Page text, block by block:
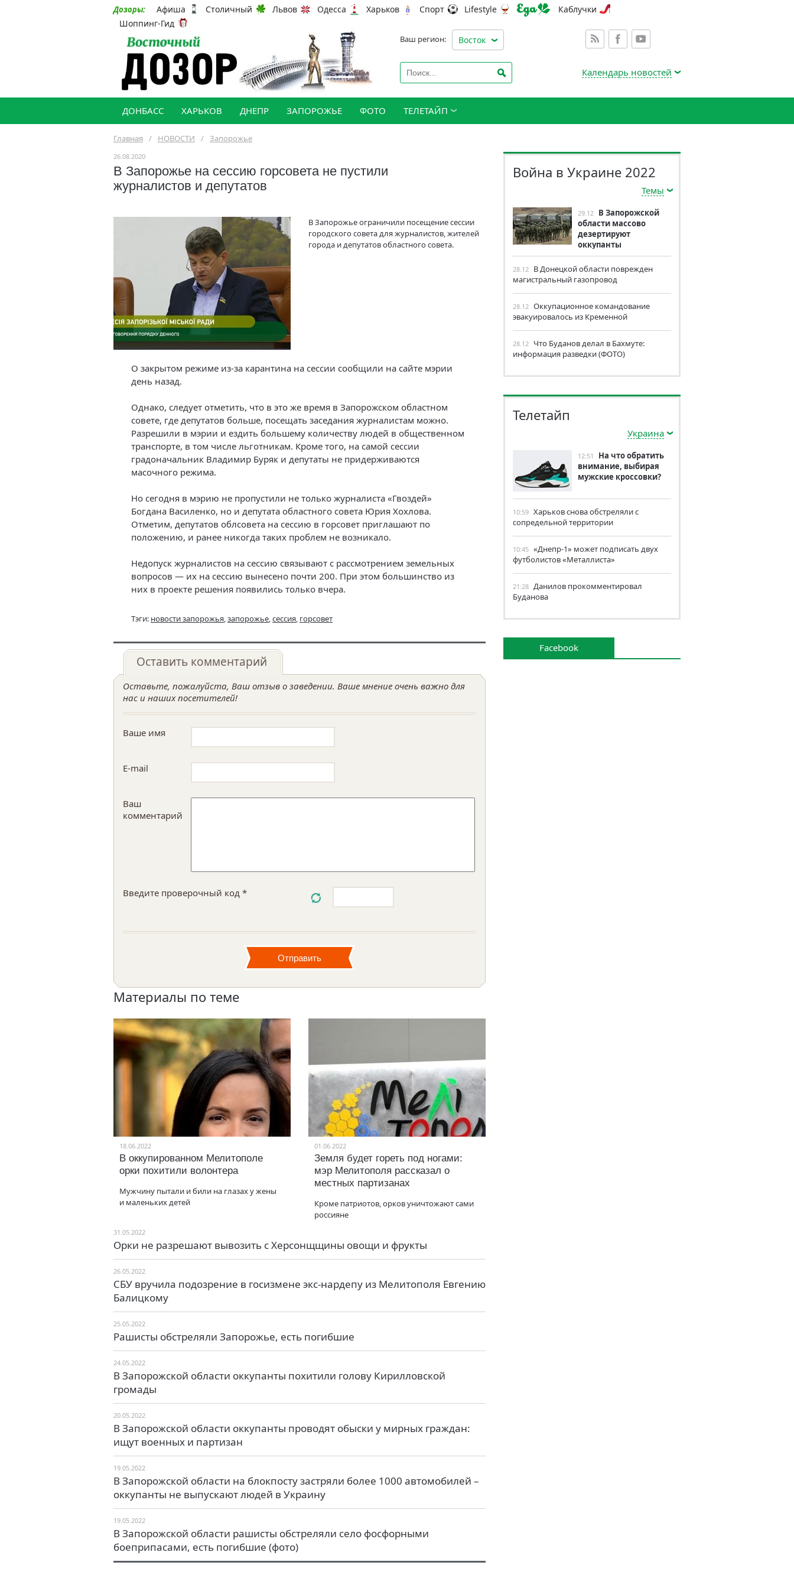
Дозоры: Афиша Столичный Львов Одесса Харьков Спорт Lifestyle
Каблучки
Шоппинг-Гид
Ваш регион: Восток
Календарь новостей
ДОНБАСС ХАРЬКОВ ДНЕПР ЗАПОРОЖЬЕ ФОТО ТЕЛЕТАЙП
Главная / НОВОСТИ / Запорожье
26.08.2020
В Запорожье на сессию горсовета не пустили
журналистов и депутатов
В Запорожье ограничили посещение сессии
городского совета для журналистов, жителей
города и депутатов областного совета.
О закрытом режиме из-за карантина на сессии сообщили на сайте мэрии
день назад.
Однако, следует отметить, что в это же время в Запорожском областном
совете, где депутатов больше, посещать заседания журналистам можно.
Разрешили в мэрии и ездить большему количеству людей в общественном
транспорте, в том числе льготникам. Кроме того, на самой сессии
градоначальник Владимир Буряк и депутаты не придерживаются
масочного режима.
Но сегодня в мэрию не пропустили не только журналиста «Гвоздей»
Богдана Василенко, но и депутата областного совета Юрия Хохлова.
Отметим, депутатов облсовета на сессию в горсовет приглашают по
положению, и ранее никогда таких проблем не возникало.
Недопуск журналистов на сессию связывают с рассмотрением земельных
вопросов — их на сессию вынесено почти 200. При этом большинство из
них в проекте решения появились только вчера.
Тэги: новости запорожья,запорожье,сессия, горсовет
Оставить комментарий
Оставьте, пожалуйста, Ваш отзыв о заведении. Ваше мнение очень важно для
нас и наших посетителей!
Ваше имя
E-mail
Ваш
комментарий
Введите проверочный код *
Материалы по теме
18.06.2022
В оккупированном Мелитополе
орки похитили волонтера
Мужчину пытали и били на глазах у жены
и маленьких детей
01.06.2022
Земля будет гореть под ногами:
мэр Мелитополя рассказал о
местных партизанах
Кроме патриотов, орков уничтожают сами
россияне
31.05.2022
Орки не разрешают вывозить с Херсонщщины овощи и фрукты
26.05.2022
СБУ вручила подозрение в госизмене экс-нардепу из Мелитополя Евгению
Балицкому
25.05.2022
Рашисты обстреляли Запорожье, есть погибшие
24.05.2022
В Запорожской области оккупанты похитили голову Кирилловской
громады
20.05.2022
В Запорожской области оккупанты проводят обыски у мирных граждан:
ищут военных и партизан
19.05.2022
В Запорожской области на блокпосту застряли более 1000 автомобилей –
оккупанты не выпускают людей в Украину
19.05.2022
В Запорожской области рашисты обстреляли село фосфорными
боеприпасами, есть погибшие (фото)
Война в Украине 2022
Темы
29.12 В Запорожской
области массово
дезертируют
оккупанты
28.12 В Донецкой области поврежден
магистральный газопровод
28.12 Оккупационное командование
эвакуировалось из Кременной
28.12 Что Буданов делал в Бахмуте:
информация разведки (ФОТО)
Телетайп
Украина
12:51
На что обратить
внимание, выбирая
мужские кроссовки?
10:59 Харьков снова обстреляли с
сопредельной территории
10:45 «Днепр-1» может подписать двух
футболистов «Металлиста»
21:28 Данилов прокомментировал
Буданова
Facebook